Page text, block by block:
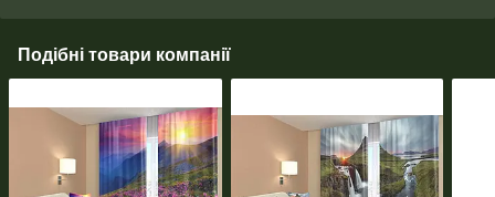
Подібні товари компанії